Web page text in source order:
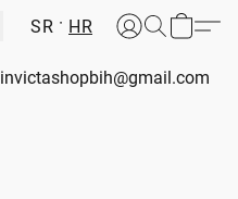
SR HR
invictashopbih@gmail.com